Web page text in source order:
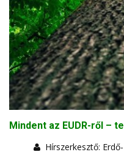
Mindent az EUDR-ről –
Hírszerkesztő: